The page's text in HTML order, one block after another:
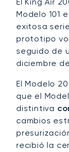
Modelo 101
exitosa
prototipo
seguido de
diciembre
El Modelo
que el
distintiva
cambios
recibió la